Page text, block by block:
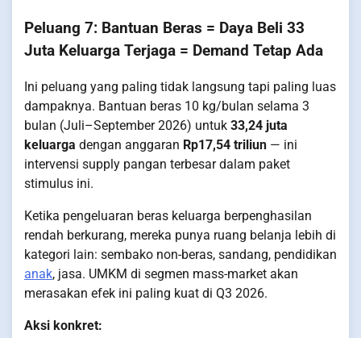
Peluang 7: Bantuan Beras = Daya Beli 33
Juta Keluarga Terjaga = Demand Tetap Ada
Ini peluang yang paling tidak langsung tapi paling luas
dampaknya. Bantuan beras 10 kg/bulan selama 3
bulan (Juli–September 2026) untuk 33,24 juta
keluarga dengan anggaran Rp17,54 triliun — ini
intervensi supply pangan terbesar dalam paket
stimulus ini.
Ketika pengeluaran beras keluarga berpenghasilan
rendah berkurang, mereka punya ruang belanja lebih di
kategori lain: sembako non-beras, sandang, pendidikan
anak, jasa. UMKM di segmen mass-market akan
merasakan efek ini paling kuat di Q3 2026.
Aksi konkret: